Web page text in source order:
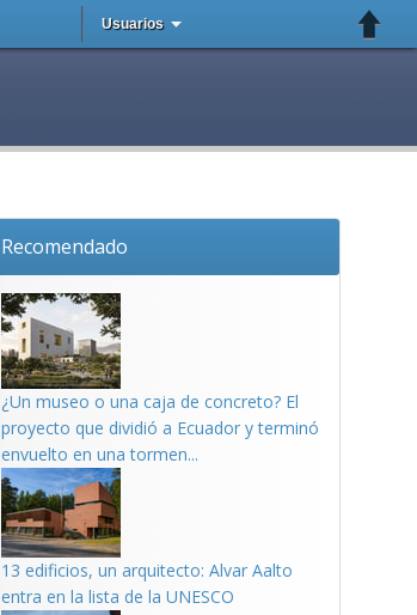
Usuarios
Recomendado
¿Un museo o una caja de concreto? El
proyecto que dividió a Ecuador y terminó
envuelto en una tormen...
13 edificios, un arquitecto: Alvar Aalto
entra en la lista de la UNESCO